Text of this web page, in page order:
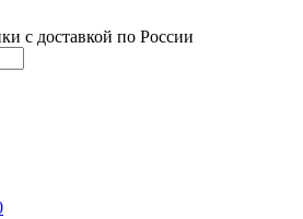
с доставкой по России